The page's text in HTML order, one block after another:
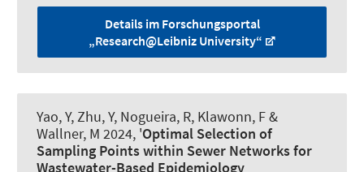
Details im Forschungsportal
„Research@Leibniz University“
Yao, Y, Zhu, Y, Nogueira, R, Klawonn, F &
Wallner, M 2024, 'Optimal Selection of
Sampling Points within Sewer Networks for
Wastewater-Based Epidemiology